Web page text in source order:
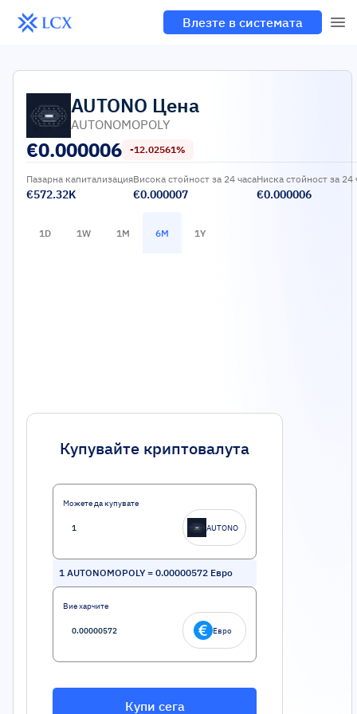
Влезте в системата
AUTONO Цена
AUTONOMOPOLY
€0.000006 -12.02561%
Пазарна капитализация
€572.32K
Висока стойност за 24 часа
€0.000007
Ниска стойност за 24
€0.000006
1D 1W 1M 6M 1Y
Купувайте криптовалута
Можете да купувате
AUTONO
1 AUTONOMOPOLY = 0.00000572 Евро
Вие харчите
Евро
Купи сега